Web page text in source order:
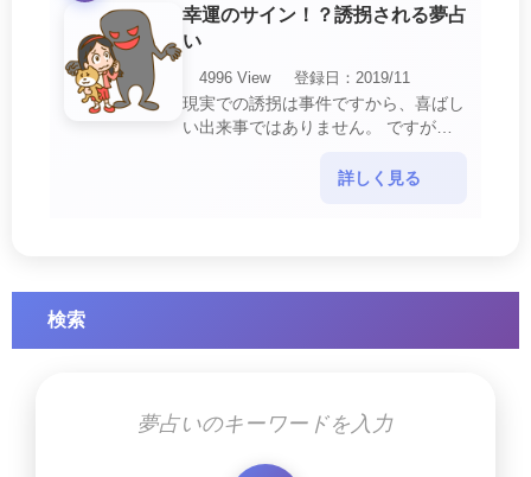
幸運のサイン！？誘拐される夢占
い
4996 View
登録日：2019/11
現実での誘拐は事件ですから、喜ばし
い出来事ではありません。 ですが、
詳しく見る
検索